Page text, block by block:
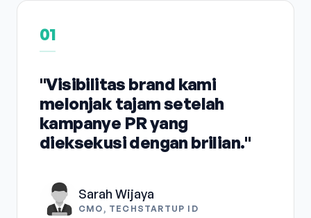
01
"Visibilitas brand kami
melonjak tajam setelah
kampanye PR yang
dieksekusi dengan brilian."
Sarah Wijaya
CMO, TECHSTARTUP ID